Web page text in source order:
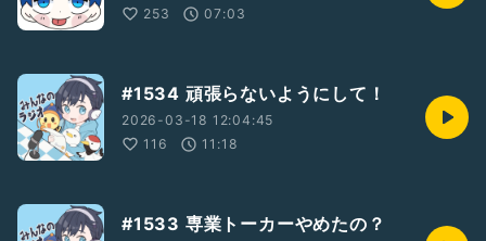
253
07:03
#1534 頑張らないようにして！
2026-03-18 12:04:45
116
11:18
#1533 専業トーカーやめたの？